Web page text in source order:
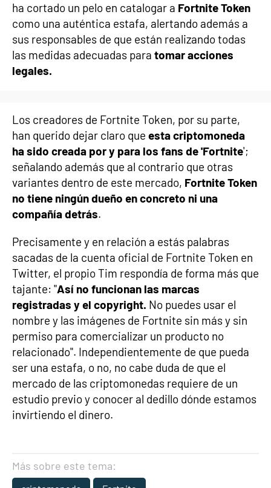
ha cortado un pelo en catalogar a Fortnite Token
como una auténtica estafa, alertando además a
sus responsables de que están realizando todas
las medidas adecuadas para tomar acciones
legales.
Los creadores de Fortnite Token, por su parte,
han querido dejar claro que esta criptomoneda
ha sido creada por y para los fans de 'Fortnite';
señalando además que al contrario que otras
variantes dentro de este mercado, Fortnite Token
no tiene ningún dueño en concreto ni una
compañía detrás.
Precisamente y en relación a estás palabras
sacadas de la cuenta oficial de Fortnite Token en
Twitter, el propio Tim respondía de forma más que
tajante: "Así no funcionan las marcas
registradas y el copyright. No puedes usar el
nombre y las imágenes de Fortnite sin más y sin
permiso para comercializar un producto no
relacionado". Independientemente de que pueda
ser una estafa, o no, no cabe duda de que el
mercado de las criptomonedas requiere de un
estudio previo y conocer al dedillo dónde estamos
invirtiendo el dinero.
Más sobre este tema: